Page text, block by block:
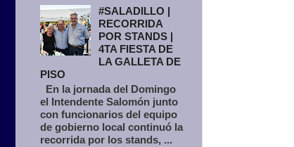
#SALADILLO |
RECORRIDA
POR STANDS |
4TA FIESTA DE
LA GALLETA DE
PISO
En la jornada del Domingo
el Intendente Salomón junto
con funcionarios del equipo
de gobierno local continuó la
recorrida por los stands, ...